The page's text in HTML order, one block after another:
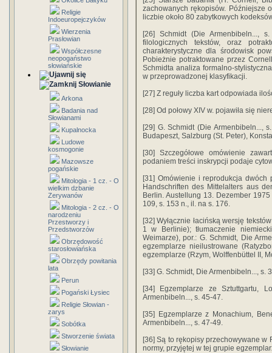
Religie
Indoeuropejczyków
Wierzenia
Prasłowian
Współczesne
neopogaństwo
słowiańskie
Słowianie
Arkona
Badania nad
Słowianami
Kupalnocka
Ludowe
kosmogonie
Mazowsze
pogańskie
Mitologia - 1 cz. - O
wielkim dzbanie
Zerywanów
Mitologia - 2 cz. - O
narodzeniu
Przestworzy i
Przedstworzów
Obrzędowość
starosłowiańska
Obrzędy powitania
lata
Perun
Pogański Łysiec
Religie Słowian -
zarys
Sobótka
Stworzenie świata
Słowianie
zachowanych rękopisów. Późniejsze
liczbie około 80 zabytkowych
[26] Schmidt (Die Armenbibeln...,
filologicznych tekstów, oraz
charakterystyczne dla środowisk
Pobieżnie potraktowane przez
Schmidta analiza formalno-
w przeprowadzonej klasyfikacji.
[27] Z reguły liczba kart odpowiada
[28] Od połowy XIV w. pojawiła się
[29] G. Schmidt (Die Armenbibeln...,
Budapeszt, Salzburg (St. Peter),
[30] Szczegółowe omówienie
podaniem treści inskrypcji podaje
[31] Omówienie i reprodukcja dwóch
Handschriften des Mittelalters aus
Berlin. Austellung 13. Dezember
109, s. 153 n., il. na s. 176.
[32] Wyłącznie łacińską wersję
1 w Berlinie); tłumaczenie
Weimarze), por.: G. Schmidt, Die
egzemplarze nieilustrowane
egzemplarze (Rzym, Wolffenbüttel II,
[33] G. Schmidt, Die Armenbibeln..., s.
[34] Egzemplarze ze Sztuttgartu,
Armenbibeln..., s. 45-47.
[35] Egzemplarze z Monachium,
Armenbibeln..., s. 47-49.
[36] Są to rękopisy przechowywane w
normy, przyjętej w tej grupie